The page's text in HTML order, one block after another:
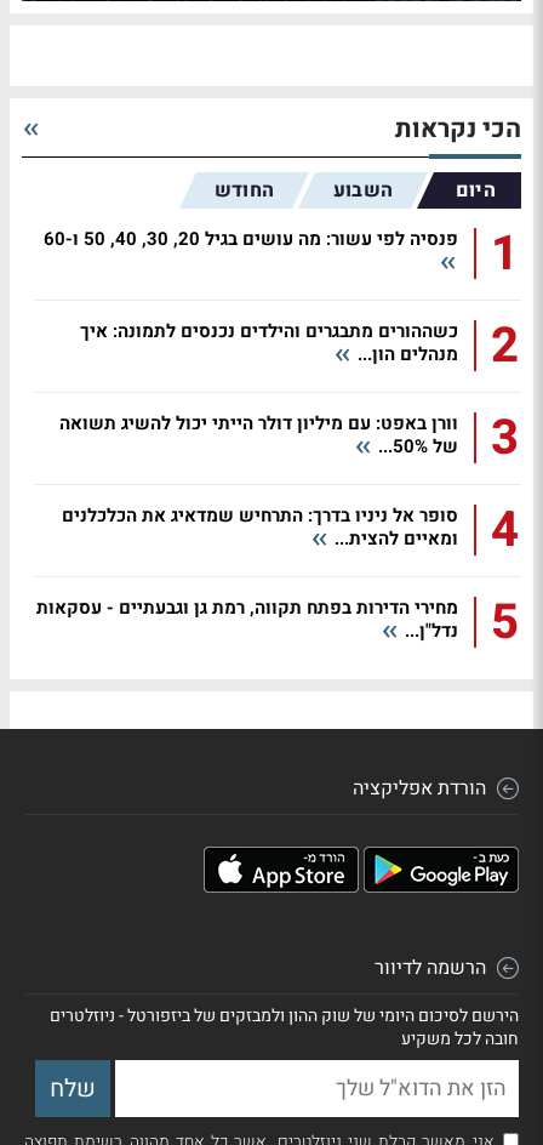
הכי נקראות
היום השבוע החודש
1 פנסיה לפי עשור: מה עושים בגיל 20, 30, 40, 50 ו-60
2
כשההורים מתבגרים והילדים נכנסים לתמונה: איך
מנהלים הון...
3
וורן באפט: עם מיליון דולר הייתי יכול להשיג תשואה
של 50%...
4
סופר אל ניניו בדרך: התרחיש שמדאיג את הכלכלנים
ומאיים להצית...
5
מחירי הדירות בפתח תקווה, רמת גן וגבעתיים - עסקאות
נדל"ן...
הורדת אפליקציה
הרשמה לדיוור
הירשם לסיכום היומי של שוק ההון ולמבזקים של ביזפורטל - ניוזלטרים
חובה לכל משקיע